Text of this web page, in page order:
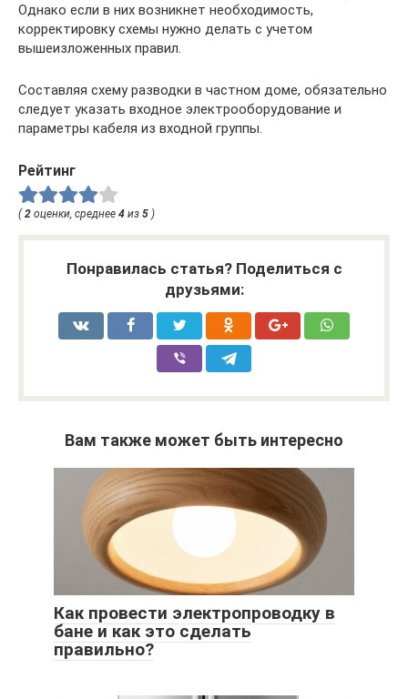
Однако если в них возникнет необходимость,
корректировку схемы нужно делать с учетом
вышеизложенных правил.
Составляя схему разводки в частном доме, обязательно
следует указать входное электрооборудование и
параметры кабеля из входной группы.
Рейтинг
(2 оценки, среднее 4 из 5 )
Понравилась статья? Поделиться с
друзьями:
Вам также может быть интересно
Как провести электропроводку в
бане и как это сделать
правильно?